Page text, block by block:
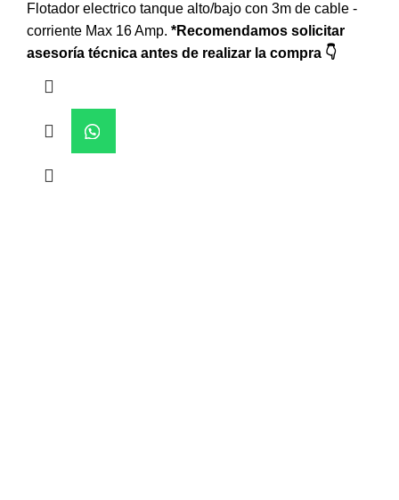
Flotador electrico tanque alto/bajo con 3m de cable -
corriente Max 16 Amp. *Recomendamos solicitar
asesoría técnica antes de realizar la compra 👇